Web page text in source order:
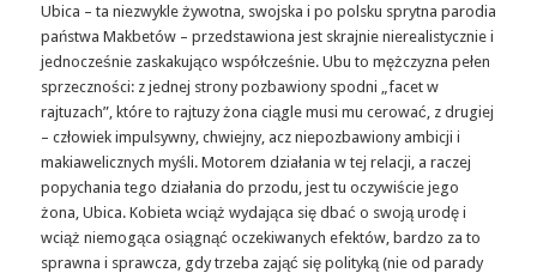
Ubica – ta niezwykle żywotna, swojska i po polsku sprytna parodia
państwa Makbetów – przedstawiona jest skrajnie nierealistycznie i
jednocześnie zaskakująco współcześnie. Ubu to mężczyzna pełen
sprzeczności: z jednej strony pozbawiony spodni „facet w
rajtuzach”, które to rajtuzy żona ciągle musi mu cerować, z drugiej
– człowiek impulsywny, chwiejny, acz niepozbawiony ambicji i
makiawelicznych myśli. Motorem działania w tej relacji, a raczej
popychania tego działania do przodu, jest tu oczywiście jego
żona, Ubica. Kobieta wciąż wydająca się dbać o swoją urodę i
wciąż niemogąca osiągnąć oczekiwanych efektów, bardzo za to
sprawna i sprawcza, gdy trzeba zająć się polityką (nie od parady